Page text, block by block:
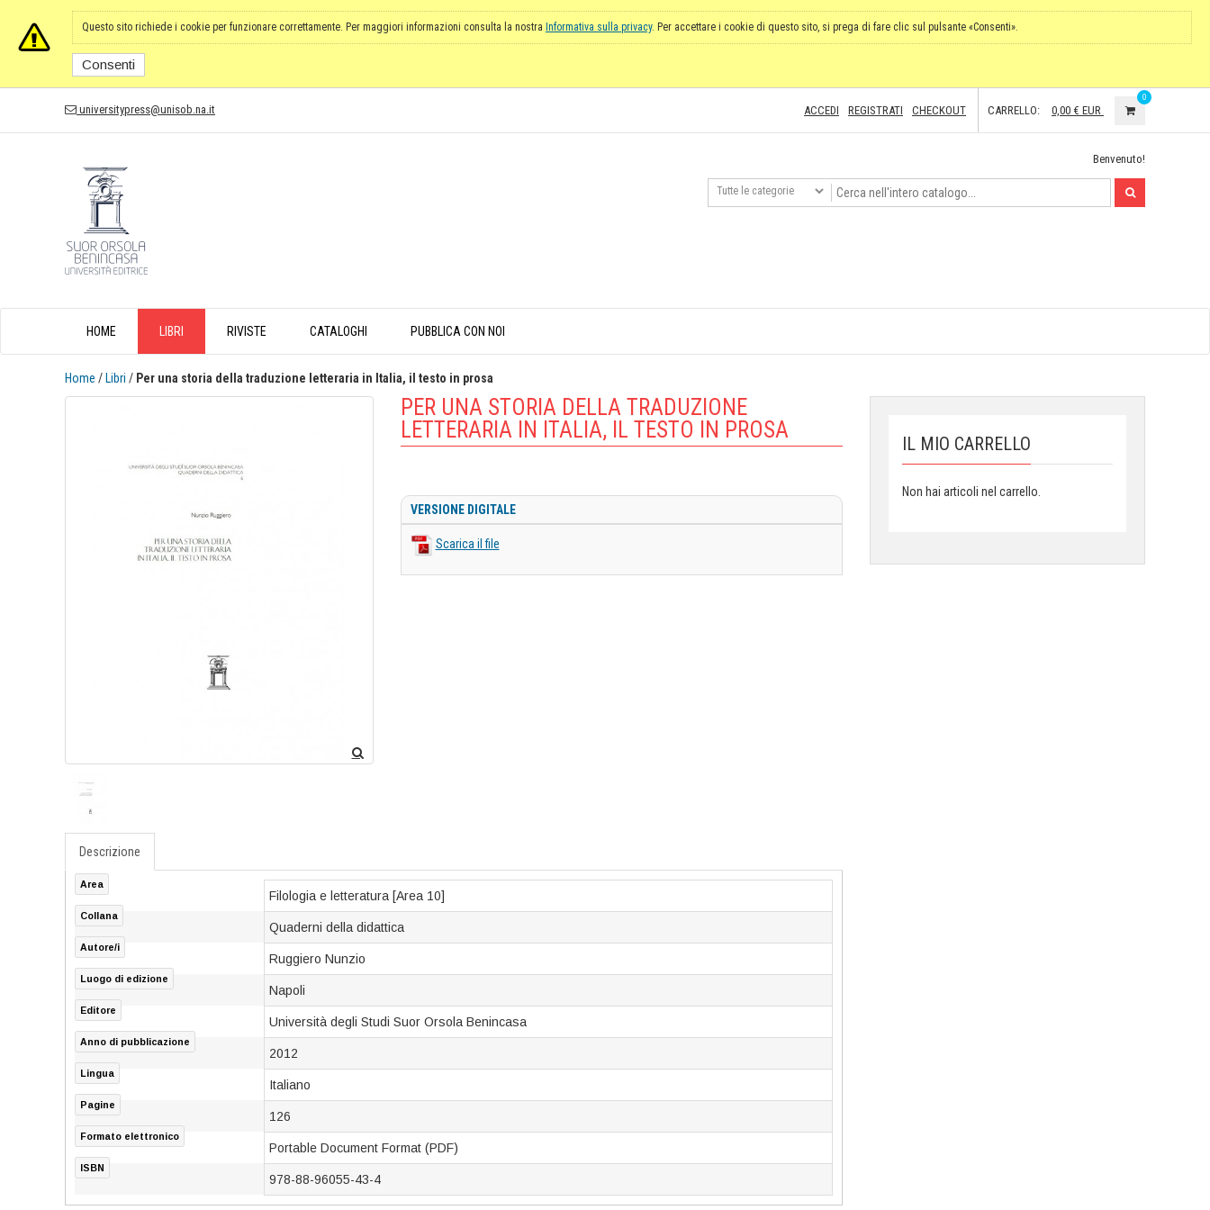
Questo sito richiede i cookie per funzionare correttamente. Per maggiori informazioni consulta la nostra Informativa sulla privacy. Per accettare i cookie di questo sito, si prega di fare clic sul pulsante «Consenti».
Consenti
universitypress@unisob.na.it ACCEDI REGISTRATI CHECKOUT CARRELLO: 0,00 € EUR
0
Benvenuto!
HOME LIBRI RIVISTE CATALOGHI PUBBLICA CON NOI
Home / Libri / Per una storia della traduzione letteraria in Italia, il testo in prosa
IL MIO CARRELLO
Non hai articoli nel carrello.
PER UNA STORIA DELLA TRADUZIONE
LETTERARIA IN ITALIA, IL TESTO IN PROSA
VERSIONE DIGITALE
Scarica il file
Descrizione
Area
Filologia e letteratura [Area 10]
Collana
Quaderni della didattica
Autore/i
Ruggiero Nunzio
Luogo di edizione
Napoli
Editore
Università degli Studi Suor Orsola Benincasa
Anno di pubblicazione
2012
Lingua
Italiano
Pagine
126
Formato elettronico
Portable Document Format (PDF)
ISBN
978-88-96055-43-4